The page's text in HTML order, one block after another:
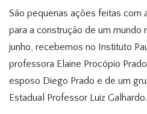
São pequenas ações feitas com
para a construção de um mundo
junho, recebemos no Instituto
professora Elaine Procópio
esposo Diego Prado e de um
Estadual Professor Luiz